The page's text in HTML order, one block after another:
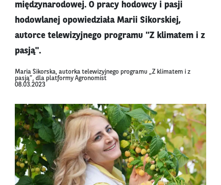
międzynarodowej. O pracy hodowcy i pasji
hodowlanej opowiedziała Marii Sikorskiej,
autorce telewizyjnego programu "Z klimatem i z
pasją".
Maria Sikorska, autorka telewizyjnego programu „Z klimatem i z
pasją”, dla platformy Agronomist
08.03.2023